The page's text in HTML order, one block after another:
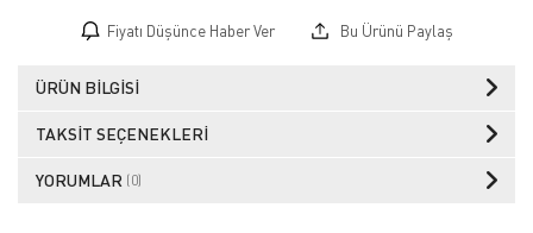
Fiyatı Düşünce Haber Ver Bu Ürünü Paylaş
ÜRÜN BILGISI
TAKSIT SEÇENEKLERI
YORUMLAR (0)